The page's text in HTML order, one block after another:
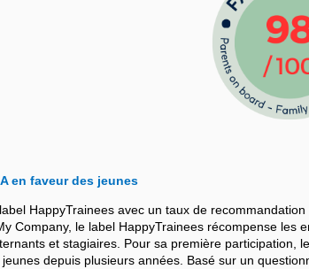
en faveur des jeunes
HappyTrainees avec un taux de
Company, le label HappyTrainees récompense
et stagiaires. Pour sa première participation,
depuis plusieurs années. Basé sur un